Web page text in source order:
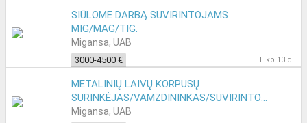
SIŪLOME DARBĄ SUVIRINTOJAMS
MIG/MAG/TIG.
Migansa, UAB
3000-4500 € Liko 13 d.
METALINIŲ LAIVŲ KORPUSŲ
SURINKĖJAS/VAMZDININKAS/SUVIRINTOJAS.
Migansa, UAB